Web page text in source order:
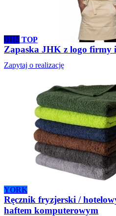
JHK TOP
Zapaska JHK z logo firmy
Zapytaj o realizację
YORK
Ręcznik fryzjerski /
haftem komputerowym